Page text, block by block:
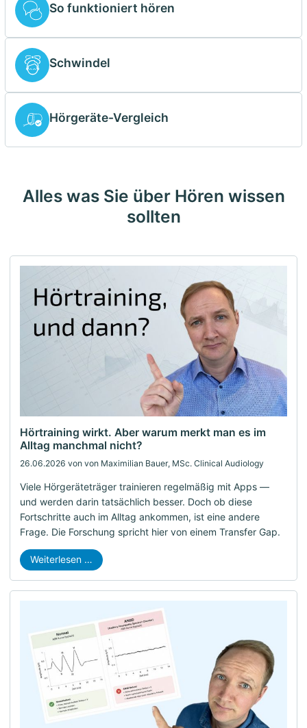
So funktioniert hören
Schwindel
Hörgeräte-Vergleich
Alles was Sie über Hören wissen
sollten
26.06.2026 von von Maximilian Bauer, MSc. Clinical Audiology
Hörtraining wirkt. Aber warum merkt man es im
Alltag manchmal nicht?
Viele Hörgeräteträger trainieren regelmäßig mit Apps —
und werden darin tatsächlich besser. Doch ob diese
Fortschritte auch im Alltag ankommen, ist eine andere
Frage. Die Forschung spricht hier von einem Transfer Gap.
Weiterlesen …